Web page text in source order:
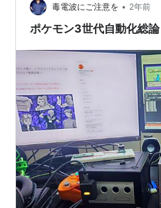
毒電波にご注意を • 2年前
ポケモン3世代自動化総論